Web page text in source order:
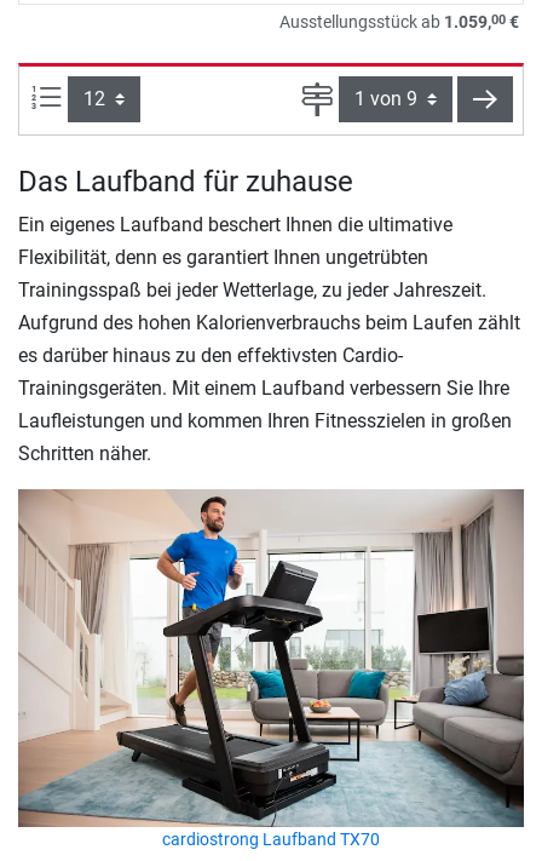
Ausstellungsstück ab 1.059,00 €
Artikel pro Seite: Seite
Das Laufband für zuhause
Ein eigenes Laufband beschert Ihnen die ultimative
Flexibilität, denn es garantiert Ihnen ungetrübten
Trainingsspaß bei jeder Wetterlage, zu jeder Jahreszeit.
Aufgrund des hohen Kalorienverbrauchs beim Laufen zählt
es darüber hinaus zu den effektivsten Cardio-
Trainingsgeräten. Mit einem Laufband verbessern Sie Ihre
Laufleistungen und kommen Ihren Fitnesszielen in großen
Schritten näher.
cardiostrong Laufband TX70